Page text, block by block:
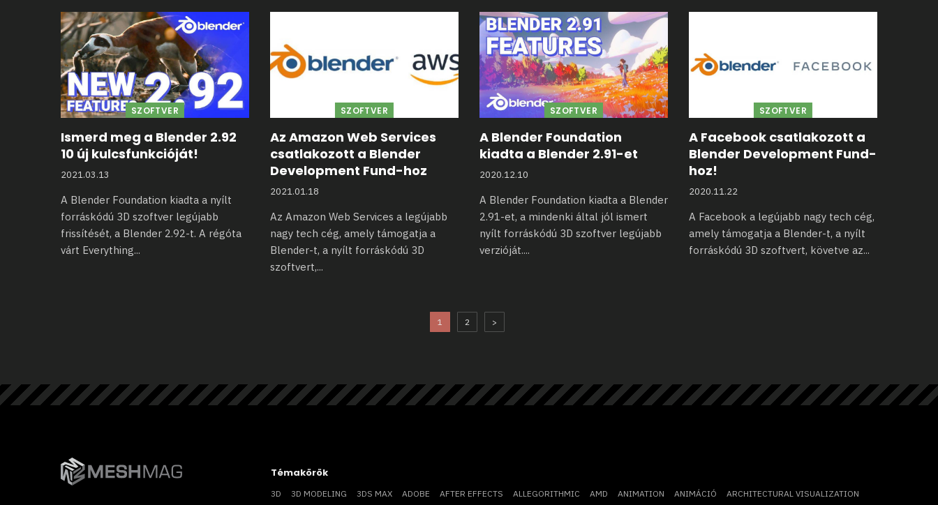
SZOFTVER
Ismerd meg a Blender 2.92
10 új kulcsfunkcióját!
2021.03.13
A Blender Foundation kiadta a nyílt
forráskódú 3D szoftver legújabb
frissítését, a Blender 2.92-t. A régóta
várt Everything...
SZOFTVER
Az Amazon Web Services
csatlakozott a Blender
Development Fund-hoz
2021.01.18
Az Amazon Web Services a legújabb
nagy tech cég, amely támogatja a
Blender-t, a nyílt forráskódú 3D
szoftvert,...
SZOFTVER
A Blender Foundation
kiadta a Blender 2.91-et
2020.12.10
A Blender Foundation kiadta a Blender
2.91-et, a mindenki által jól ismert
nyílt forráskódú 3D szoftver legújabb
verzióját....
SZOFTVER
A Facebook csatlakozott a
Blender Development Fund-
hoz!
2020.11.22
A Facebook a legújabb nagy tech cég,
amely támogatja a Blender-t, a nyílt
forráskódú 3D szoftvert, követve az...
1 2 >
Témakörök
3D 3D MODELING 3DS MAX ADOBE AFTER EFFECTS ALLEGORITHMIC AMD ANIMATION ANIMÁCIÓ
ARCHITECTURAL VISUALIZATION